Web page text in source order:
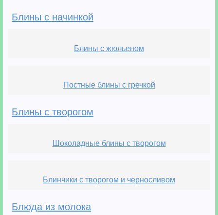
Блины с начинкой
Блины с жюльеном
Постные блины с гречкой
Блины с творогом
Шоколадные блины с творогом
Блинчики с творогом и черносливом
Блюда из молока